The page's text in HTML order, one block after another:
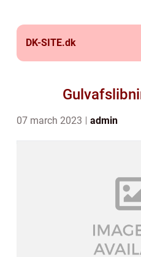
DK-SITE.dk
07 march 2023 admin